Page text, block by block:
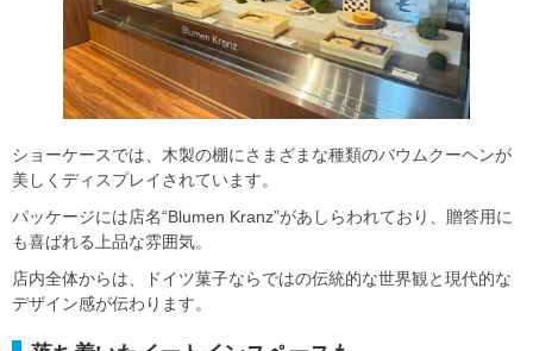
ショーケースでは、木製の棚にさまざまな種類のバウムクーヘンが
美しくディスプレイされています。
パッケージには店名“Blumen Kranz”があしらわれており、贈答用に
も喜ばれる上品な雰囲気。
店内全体からは、ドイツ菓子ならではの伝統的な世界観と現代的な
デザイン感が伝わります。